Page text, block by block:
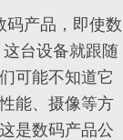
码产品，即使数
台设备就跟随
可能不知道它
能、摄像等方
是数码产品公